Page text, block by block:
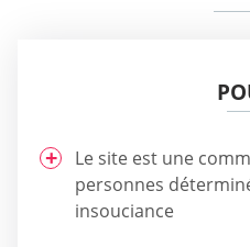
Le site est une
personnes
insouciance